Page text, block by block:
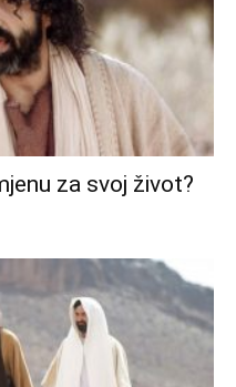
za svoj život?